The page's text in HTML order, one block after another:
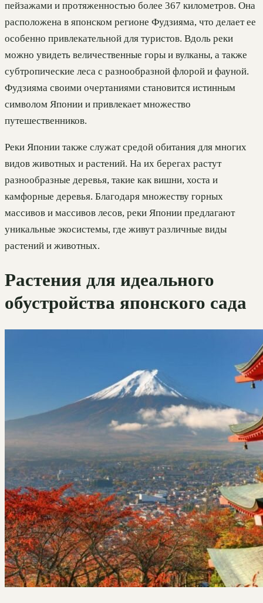
пейзажами и протяженностью более 367 километров. Она
расположена в японском регионе Фудзияма, что делает ее
особенно привлекательной для туристов. Вдоль реки
можно увидеть величественные горы и вулканы, а также
субтропические леса с разнообразной флорой и фауной.
Фудзияма своими очертаниями становится истинным
символом Японии и привлекает множество
путешественников.
Реки Японии также служат средой обитания для многих
видов животных и растений. На их берегах растут
разнообразные деревья, такие как вишни, хоста и
камфорные деревья. Благодаря множеству горных
массивов и массивов лесов, реки Японии предлагают
уникальные экосистемы, где живут различные виды
растений и животных.
Растения для идеального
обустройства японского сада